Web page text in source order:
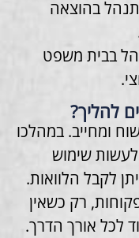
בהוצאה
בבית משפט
להליך?
ומחייב. במהלכו
שימוש
לקבל הלוואות.
רק כשאין
לכל אורך הדרך.